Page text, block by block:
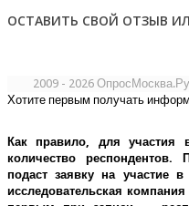
ОСТАВИТЬ СВОЙ ОТЗЫВ
2009 - 2026 ОпросМосква.Ру
Хотите первым получать
Как правило, для участия
количество
подаст заявку на участие
исследовательская